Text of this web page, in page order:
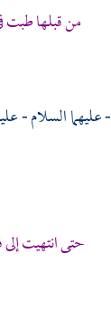
من قبلها
- عليهما السلام -
حتى انتهيت